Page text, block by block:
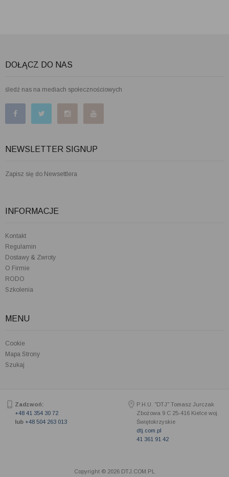
DOŁĄCZ DO NAS
śledź nas na mediach społecznościowych
NEWSLETTER SIGNUP
Zapisz się do Newsettlera
INFORMACJE
Kontakt
Regulamin
Dostawy & Zwroty
O Firmie
RODO
Szkolenia
MENU
Cookie
Mapa Strony
Szukaj
Zadzwoń:
+48 41 354 30 72
lub +48 504 263 013
P.H.U. "DTJ" Tomasz Jurczak
Zbożowa 9 C 25-416 Kielce woj.
Świętokrzyskie
dtj.com.pl
41 361 91 42
Copyright © 2026 DTJ.COM.PL